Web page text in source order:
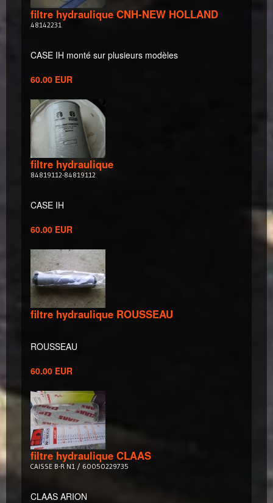
filtre hydraulique CNH-NEW HOLLAND
48142231
CASE IH monté sur plusieurs modèles
60.00 EUR
filtre hydraulique
84819112-84819112
CASE IH
60.00 EUR
filtre hydraulique ROUSSEAU
ROUSSEAU
60.00 EUR
filtre hydraulique CLAAS
CAISSE B-R N1 / 60050229735
CLAAS ARION